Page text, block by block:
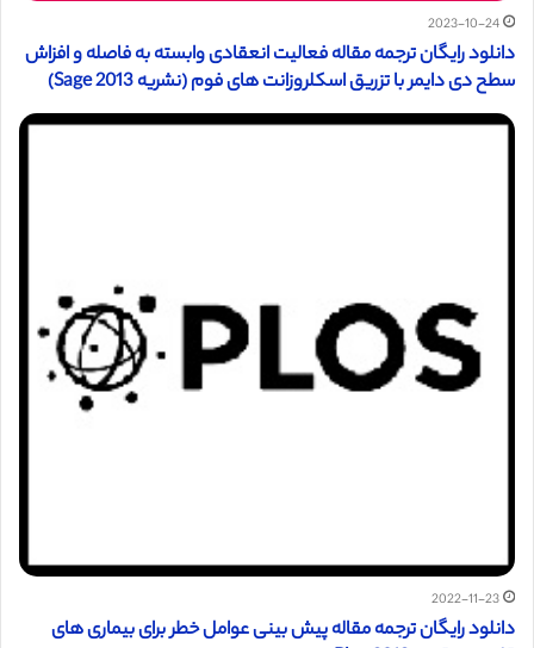
2023-10-24
دانلود رایگان ترجمه مقاله فعالیت انعقادی وابسته به فاصله و افزاش
سطح دی دایمر با تزریق اسکلروزانت های فوم (نشریه Sage 2013)
2022-11-23
دانلود رایگان ترجمه مقاله پیش بینی عوامل خطر برای بیماری های